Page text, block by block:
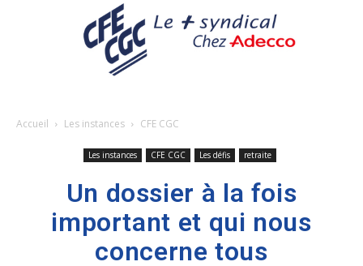
Accueil Les instances CFE CGC
Les instances CFE CGC Les défis retraite
Un dossier à la fois
important et qui nous
concerne tous